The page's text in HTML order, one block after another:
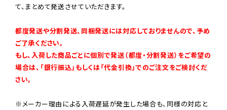
て、まとめて発送させていただきます。
都度発送や分割発送、同梱発送には対応しておりませんので、予め
ご了承ください。
もし、入荷した商品ごとに個別で発送（都度・分割発送）をご希望の
場合は、「銀行振込」もしくは「代金引換」でのご注文をご検討くだ
さい。
※メーカー理由による入荷遅延が発生した場合も、同様の対応と